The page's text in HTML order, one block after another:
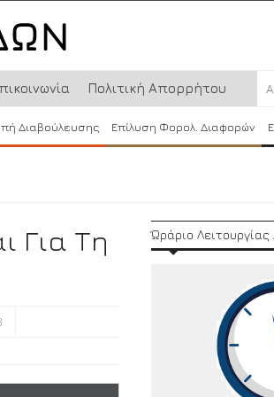
Πολιτική Απορρήτου
Διαβούλευσης Επίλυση Φορολ. Διαφορών
Για Τη Ώράριο